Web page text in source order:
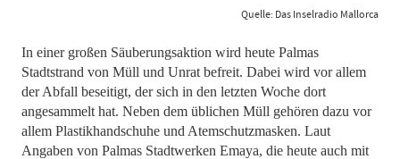
Quelle: Das Inselradio Mallorca
In einer großen Säuberungsaktion wird heute Palmas
Stadtstrand von Müll und Unrat befreit. Dabei wird vor allem
der Abfall beseitigt, der sich in den letzten Woche dort
angesammelt hat. Neben dem üblichen Müll gehören dazu vor
allem Plastikhandschuhe und Atemschutzmasken. Laut
Angaben von Palmas Stadtwerken Emaya, die heute auch mit